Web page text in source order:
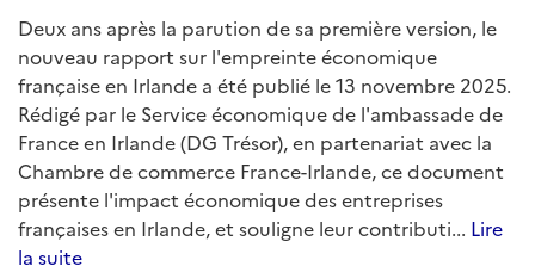
Deux ans après la parution de sa première version, le
nouveau rapport sur l'empreinte économique
française en Irlande a été publié le 13 novembre 2025.
Rédigé par le Service économique de l'ambassade de
France en Irlande (DG Trésor), en partenariat avec la
Chambre de commerce France-Irlande, ce document
présente l'impact économique des entreprises
françaises en Irlande, et souligne leur contributi... Lire
la suite